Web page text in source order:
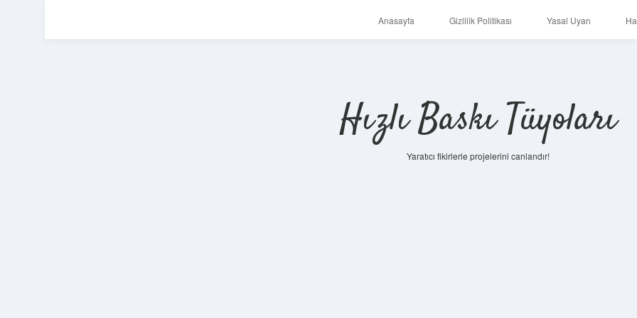
Anasayfa Gizlilik Politikası Yasal Uyarı
Hızlı Baskı Tüyoları
Yaratıcı fikirlerle projelerini canlandır!